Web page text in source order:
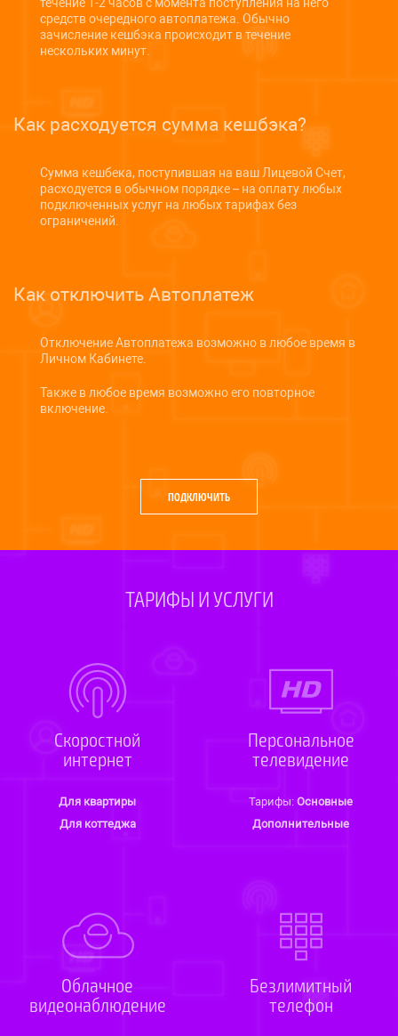
средств очередного автоплатежа. Обычно
зачисление кешбэка происходит в течение
нескольких минут.
Как расходуется сумма кешбэка?
Сумма кешбека, поступившая на ваш Лицевой Счет,
расходуется в обычном порядке – на оплату любых
подключенных услуг на любых тарифах без
ограничений.
Как отключить Автоплатеж
Отключение Автоплатежа возможно в любое время в
Личном Кабинете.
Также в любое время возможно его повторное
включение.
ПОДКЛЮЧИТЬ
ТАРИФЫ И УСЛУГИ
Ско­рост­ной
интернет
Для квартиры
Для коттеджа
Персо­нальное
теле­видение
Тарифы: Основные
Допол­нитель­ные
Облач­ное
видео­наблюде­ние
Безлимитный
телефон